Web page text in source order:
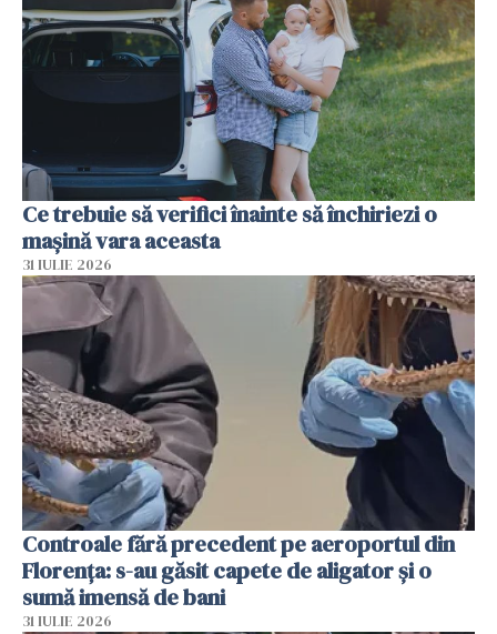
Ce trebuie să verifici înainte să închiriezi o
mașină vara aceasta
31 IULIE 2026
Controale fără precedent pe aeroportul din
Florența: s-au găsit capete de aligator și o
sumă imensă de bani
31 IULIE 2026